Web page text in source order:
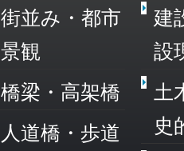
街並み・都市
景観
橋梁・高架橋
人道橋・歩道
建
設
土
史